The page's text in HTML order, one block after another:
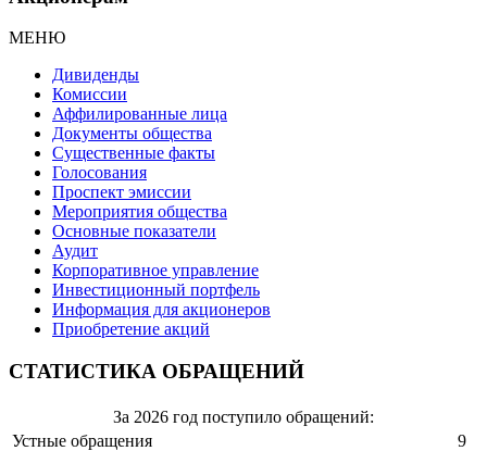
МЕНЮ
Дивиденды
Комиссии
Аффилированные лица
Документы общества
Существенные факты
Голосования
Проспект эмиссии
Мероприятия общества
Основные показатели
Аудит
Корпоративное управление
Инвестиционный портфель
Информация для акционеров
Приобретение акций
СТАТИСТИКА ОБРАЩЕНИЙ
За 2026 год поступило обращений:
Устные обращения
9